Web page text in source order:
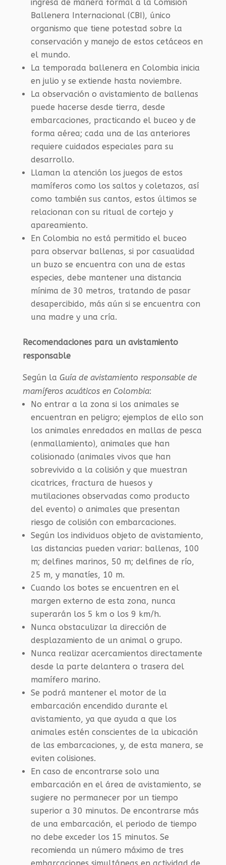
ingresa de manera formal a la Comisión
Ballenera Internacional (CBI), único
organismo que tiene potestad sobre la
conservación y manejo de estos cetáceos en
el mundo.
La temporada ballenera en Colombia inicia
en julio y se extiende hasta noviembre.
La observación o avistamiento de ballenas
puede hacerse desde tierra, desde
embarcaciones, practicando el buceo y de
forma aérea; cada una de las anteriores
requiere cuidados especiales para su
desarrollo.
Llaman la atención los juegos de estos
mamíferos como los saltos y coletazos, así
como también sus cantos, estos últimos se
relacionan con su ritual de cortejo y
apareamiento.
En Colombia no está permitido el buceo
para observar ballenas, si por casualidad
un buzo se encuentra con una de estas
especies, debe mantener una distancia
mínima de 30 metros, tratando de pasar
desapercibido, más aún si se encuentra con
una madre y una cría.
Recomendaciones para un avistamiento
responsable
Según la Guía de avistamiento responsable de
mamíferos acuáticos en Colombia:
No entrar a la zona si los animales se
encuentran en peligro; ejemplos de ello son
los animales enredados en mallas de pesca
(enmallamiento), animales que han
colisionado (animales vivos que han
sobrevivido a la colisión y que muestran
cicatrices, fractura de huesos y
mutilaciones observadas como producto
del evento) o animales que presentan
riesgo de colisión con embarcaciones.
Según los individuos objeto de avistamiento,
las distancias pueden variar: ballenas, 100
m; delfines marinos, 50 m; delfines de río,
25 m, y manatíes, 10 m.
Cuando los botes se encuentren en el
margen externo de esta zona, nunca
superarán los 5 km o los 9 km/h.
Nunca obstaculizar la dirección de
desplazamiento de un animal o grupo.
Nunca realizar acercamientos directamente
desde la parte delantera o trasera del
mamífero marino.
Se podrá mantener el motor de la
embarcación encendido durante el
avistamiento, ya que ayuda a que los
animales estén conscientes de la ubicación
de las embarcaciones, y, de esta manera, se
eviten colisiones.
En caso de encontrarse solo una
embarcación en el área de avistamiento, se
sugiere no permanecer por un tiempo
superior a 30 minutos. De encontrarse más
de una embarcación, el periodo de tiempo
no debe exceder los 15 minutos. Se
recomienda un número máximo de tres